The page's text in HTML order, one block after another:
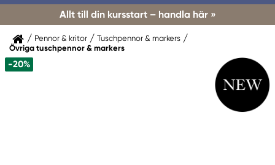
Allt till din kursstart – handla här »
Pennor & kritor
Tuschpennor & markers
Övriga tuschpennor & markers
-20%